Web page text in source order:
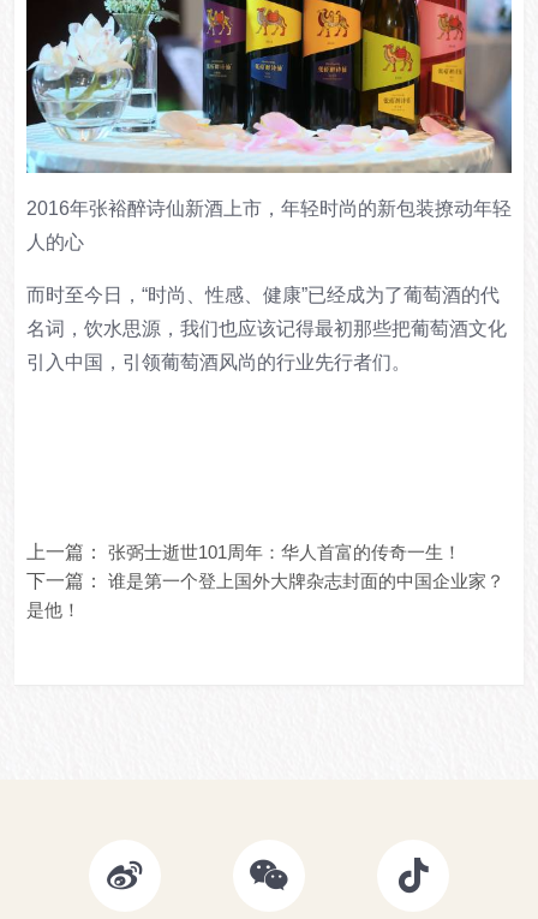
2016年张裕醉诗仙新酒上市，年轻时尚的新包装撩动年轻
人的心
而时至今日， “时尚、性感、健康”已经成为了葡萄酒的代
名词，饮水思源，我们也应该记得最初那些把葡萄酒文化
引入中国，引领葡萄酒风尚的行业先行者们。
上一篇：
张弼士逝世101周年：华人首富的传奇一生！
下一篇：
谁是第一个登上国外大牌杂志封面的中国企业家？
是他！